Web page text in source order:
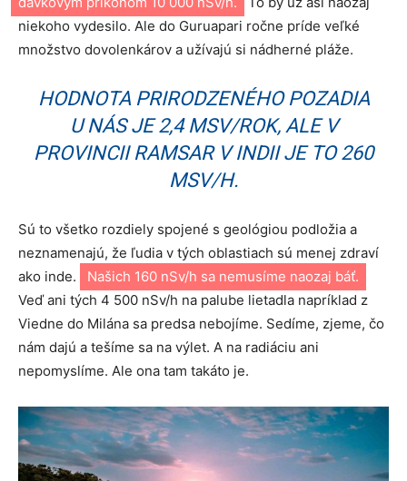
niekoho vydesilo. Ale do Guruapari ročne príde veľké
množstvo dovolenkárov a užívajú si nádherné pláže.
HODNOTA PRIRODZENÉHO POZADIA
U NÁS JE 2,4 MSV/ROK, ALE V
PROVINCII RAMSAR V INDII JE TO 260
MSV/H.
Sú to všetko rozdiely spojené s geológiou podložia a
neznamenajú, že ľudia v tých oblastiach sú menej zdraví
ako inde.
Našich 160 nSv/h sa nemusíme naozaj báť.
Veď ani tých 4 500 nSv/h na palube lietadla napríklad z
Viedne do Milána sa predsa nebojíme. Sedíme, zjeme, čo
nám dajú a tešíme sa na výlet. A na radiáciu ani
nepomyslíme. Ale ona tam takáto je.